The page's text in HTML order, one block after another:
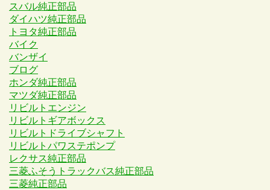
スバル純正部品
ダイハツ純正部品
トヨタ純正部品
バイク
バンザイ
ブログ
ホンダ純正部品
マツダ純正部品
リビルトエンジン
リビルトギアボックス
リビルトドライブシャフト
リビルトパワステポンプ
レクサス純正部品
三菱ふそうトラックバス純正部品
三菱純正部品